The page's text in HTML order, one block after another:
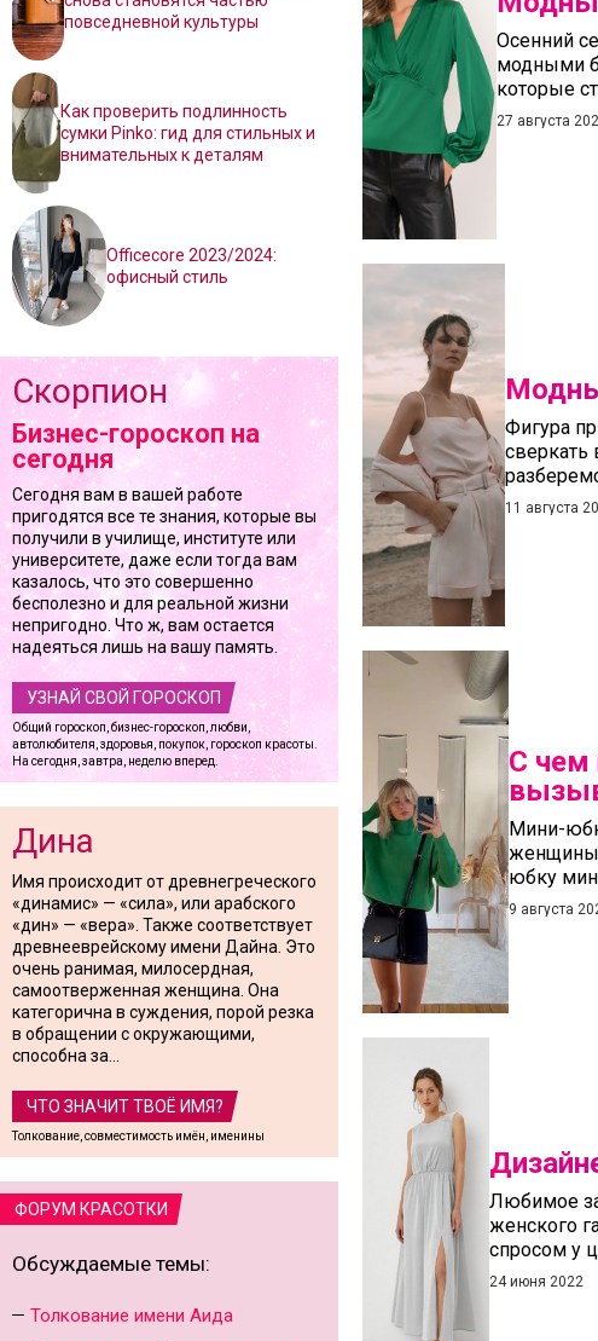
повседневной культуры
Как проверить подлинность
сумки Pinko: гид для стильных и
внимательных к деталям
Officecore 2023/2024:
офисный стиль
Скорпион
Бизнес-гороскоп на
сегодня
Сегодня вам в вашей работе
пригодятся все те знания, которые вы
получили в училище, институте или
университете, даже если тогда вам
казалось, что это совершенно
бесполезно и для реальной жизни
непригодно. Что ж, вам остается
надеяться лишь на вашу память.
УЗНАЙ СВОЙ ГОРОСКОП
Общий гороскоп, бизнес-гороскоп, любви,
автолюбителя, здоровья, покупок, гороскоп красоты.
На сегодня, завтра, неделю вперед.
Дина
Имя происходит от древнегреческого
«динамис» — «сила», или арабского
«дин» — «вера». Также соответствует
древнееврейскому имени Дайна. Это
очень ранимая, милосердная,
самоотверженная женщина. Она
категорична в суждения, порой резка
в обращении с окружающими,
способна за...
ЧТО ЗНАЧИТ ТВОЁ ИМЯ?
Толкование, совместимость имён, именины
ФОРУМ КРАСОТКИ
Обсуждаемые темы:
Толкование имени Аида
Осенний
модными
которые
27 августа
Фигура
сверкать
11 августа
С чем
Мини-
женщины
юбку
9 августа
Любимое
женского
спросом у
24 июня 2022